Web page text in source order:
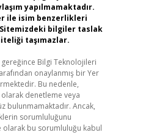
yapılmamaktadır.
ile isim benzerlikleri
bilgiler taslak
taşımazlar.
gereğince Bilgi Teknolojileri
onaylanmış bir Yer
Bu nedenle,
denetleme veya
bulunmamaktadır. Ancak,
sorumluluğunu
olarak bu sorumluluğu kabul